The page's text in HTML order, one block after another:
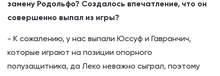
замену Родольфо? Создалось впечатление, что он
совершенно выпал из игры?
- К сожалению, у нас выпали Юссуф и Гавранчич,
которые играют на позиции опорного
полузащитника, да Леко неважно сыграл, поэтому